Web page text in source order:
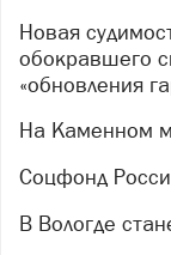
Новая судимость ждёт вологжанина,
обокравшего
«обновления
На Каменном
Соцфонд
В Вологде